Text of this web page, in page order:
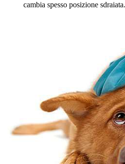
cambia spesso posizione sdraiata.